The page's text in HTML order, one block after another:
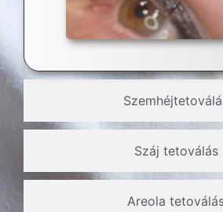
Száj tetoválás
Areola